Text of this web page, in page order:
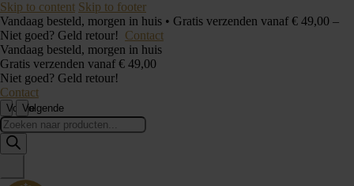
Skip to content Skip to footer
Vandaag besteld, morgen in huis • Gratis verzenden vanaf € 49,00 –
Niet goed? Geld retour! Contact
Vandaag besteld, morgen in huis
Gratis verzenden vanaf € 49,00
Niet goed? Geld retour!
Contact
VorigeVolgende
Producten
zoeken